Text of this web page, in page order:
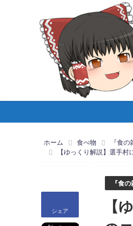
ホーム 食べ物
『食
【ゆっくり解説】選手
シェア
『食
【